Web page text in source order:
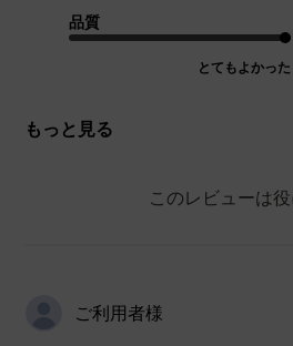
品質
とてもよかった
もっと見る
このレビューは
ご利用者様